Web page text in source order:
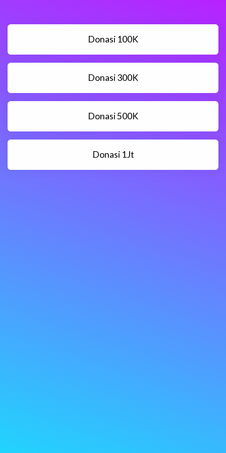
Donasi 100K
Donasi 300K
Donasi 500K
Donasi 1Jt